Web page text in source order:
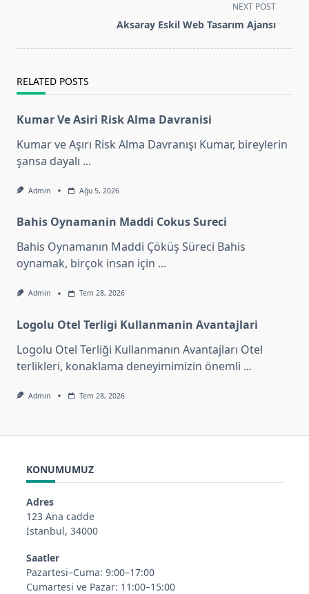
text">Page</span>
NEXT POST
Aksaray Eskil Web Tasarım Ajansı
RELATED POSTS
Kumar Ve Asiri Risk Alma Davranisi
Kumar ve Aşırı Risk Alma Davranışı Kumar, bireylerin
şansa dayalı ...
Admin Ağu 5, 2026
Bahis Oynamanin Maddi Cokus Sureci
Bahis Oynamanın Maddi Çöküş Süreci Bahis
oynamak, birçok insan için ...
Admin Tem 28, 2026
Logolu Otel Terligi Kullanmanin Avantajlari
Logolu Otel Terliği Kullanmanın Avantajları Otel
terlikleri, konaklama deneyimimizin önemli ...
Admin Tem 28, 2026
KONUMUMUZ
Adres
123 Ana cadde
İstanbul, 34000
Saatler
Pazartesi–Cuma: 9:00–17:00
Cumartesi ve Pazar: 11:00–15:00